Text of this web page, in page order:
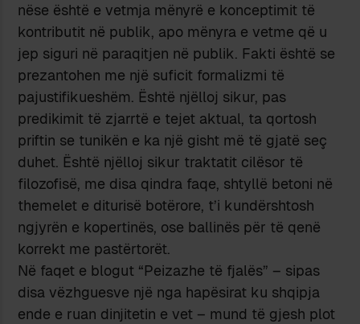
nëse është e vetmja mënyrë e konceptimit të
kontributit në publik, apo mënyra e vetme që u
jep siguri në paraqitjen në publik. Fakti është se
prezantohen me një suficit formalizmi të
pajustifikueshëm. Është njëlloj sikur, pas
predikimit të zjarrtë e tejet aktual, ta qortosh
priftin se tunikën e ka një gisht më të gjatë seç
duhet. Është njëlloj sikur traktatit cilësor të
filozofisë, me disa qindra faqe, shtyllë betoni në
themelet e diturisë botërore, t’i kundërshtosh
ngjyrën e kopertinës, ose ballinës për të qenë
korrekt me pastërtorët.
Në faqet e blogut “Peizazhe të fjalës” – sipas
disa vëzhguesve një nga hapësirat ku shqipja
ende e ruan dinjitetin e vet – mund të gjesh plot